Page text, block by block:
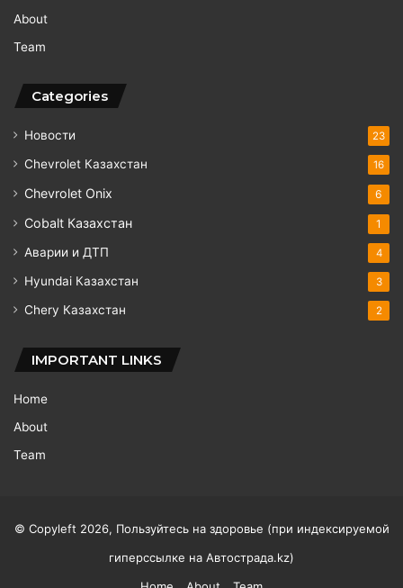
About
Team
Categories
Новости 23
Chevrolet Казахстан 16
Chevrolet Onix 6
Cobalt Казахстан 1
Аварии и ДТП 4
Hyundai Казахстан 3
Chery Казахстан 2
IMPORTANT LINKS
Home
About
Team
© Copyleft 2026, Пользуйтесь на здоровье (при индексируемой
гиперссылке на Автострада.kz)